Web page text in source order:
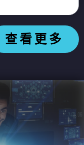
查看更多